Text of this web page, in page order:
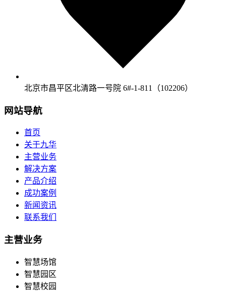
北京市昌平区北清路一号院 6#-1-811（102206）
网站导航
首页
关于九华
主营业务
解决方案
产品介绍
成功案例
新闻资讯
联系我们
主营业务
智慧场馆
智慧园区
智慧校园